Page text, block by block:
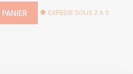
EXPEDIE SOUS 2 A 3